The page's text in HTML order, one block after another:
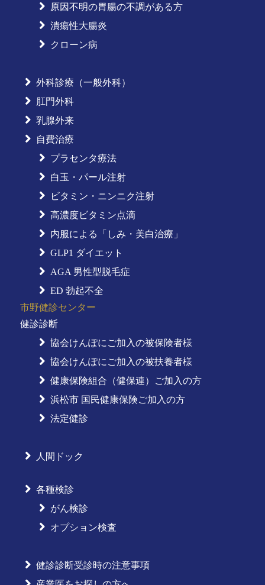
原因不明の胃腸の不調がある方
潰瘍性大腸炎
クローン病
外科診療（一般外科）
肛門外科
乳腺外来
自費治療
プラセンタ療法
白玉・パール注射
ビタミン・ニンニク注射
高濃度ビタミン点滴
内服による「しみ・美白治療」
GLP1 ダイエット
AGA 男性型脱毛症
ED 勃起不全
市野健診センター
健診診断
協会けんぽにご加入の被保険者様
協会けんぽにご加入の被扶養者様
健康保険組合（健保連）ご加入の方
浜松市 国民健康保険ご加入の方
法定健診
人間ドック
各種検診
がん検診
オプション検査
健診診断受診時の注意事項